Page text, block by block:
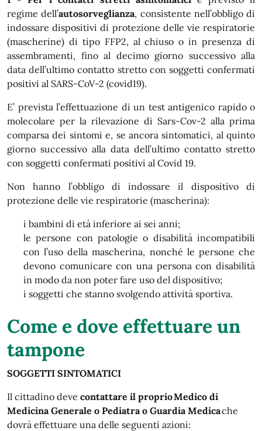
regime dell’autosorveglianza, consistente nell’obbligo di
indossare dispositivi di protezione delle vie respiratorie
(mascherine) di tipo FFP2, al chiuso o in presenza di
assembramenti, fino al decimo giorno successivo alla
data dell’ultimo contatto stretto con soggetti confermati
positivi al SARS-CoV-2 (covid19).
E’ prevista l’effettuazione di un test antigenico rapido o
molecolare per la rilevazione di Sars-Cov-2 alla prima
comparsa dei sintomi e, se ancora sintomatici, al quinto
giorno successivo alla data dell’ultimo contatto stretto
con soggetti confermati positivi al Covid 19.
Non hanno l’obbligo di indossare il dispositivo di
protezione delle vie respiratorie (mascherina):
i bambini di età inferiore ai sei anni;
le persone con patologie o disabilità incompatibili
con l’uso della mascherina, nonché le persone che
devono comunicare con una persona con disabilità
in modo da non poter fare uso del dispositivo;
i soggetti che stanno svolgendo attività sportiva.
Come e dove effettuare un
tampone
SOGGETTI SINTOMATICI
Il cittadino deve contattare il proprio Medico di
Medicina Generale o Pediatra o Guardia Medicache
dovrà effettuare una delle seguenti azioni: